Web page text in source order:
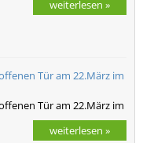
weiterlesen »
Tür am 22.März im
Tür am 22.März im
weiterlesen »